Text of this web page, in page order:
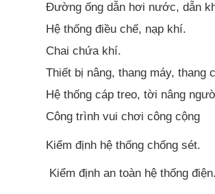
Đường ống dẫn hơi nước, dẫn
Hệ thống điều chế, nạp khí.
Chai chứa khí.
Thiết bị nâng, thang máy, thang
Hệ thống cáp treo, tời nâng
Công trình vui chơi công cộng
Kiểm định hệ thống chống sét.
Kiểm định an toàn hệ thống điện.